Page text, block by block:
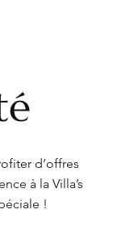
d’offres
à la Villa’s
!